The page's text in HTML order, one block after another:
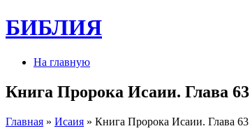
БИБЛИЯ
На главную
Книга Пророка Исаии. Глава 63
Главная » Исаия » Книга Пророка Исаии. Глава 63